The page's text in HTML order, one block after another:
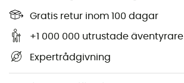
Gratis retur inom 100 dagar
+1 000 000 utrustade äventyrare
Expertrådgivning